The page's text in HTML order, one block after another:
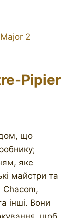
Pipier
що
яке
майстри та
Chacom,
інші. Вони
щоб